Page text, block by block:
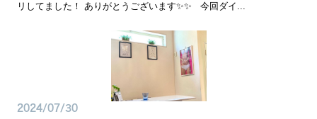
リしてました！ ありがとうございます✨✨ 今回ダイ...
2024/07/30